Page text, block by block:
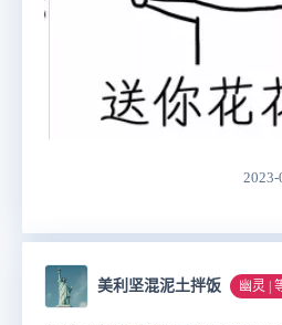
美利坚混泥土拌饭 幽灵 |